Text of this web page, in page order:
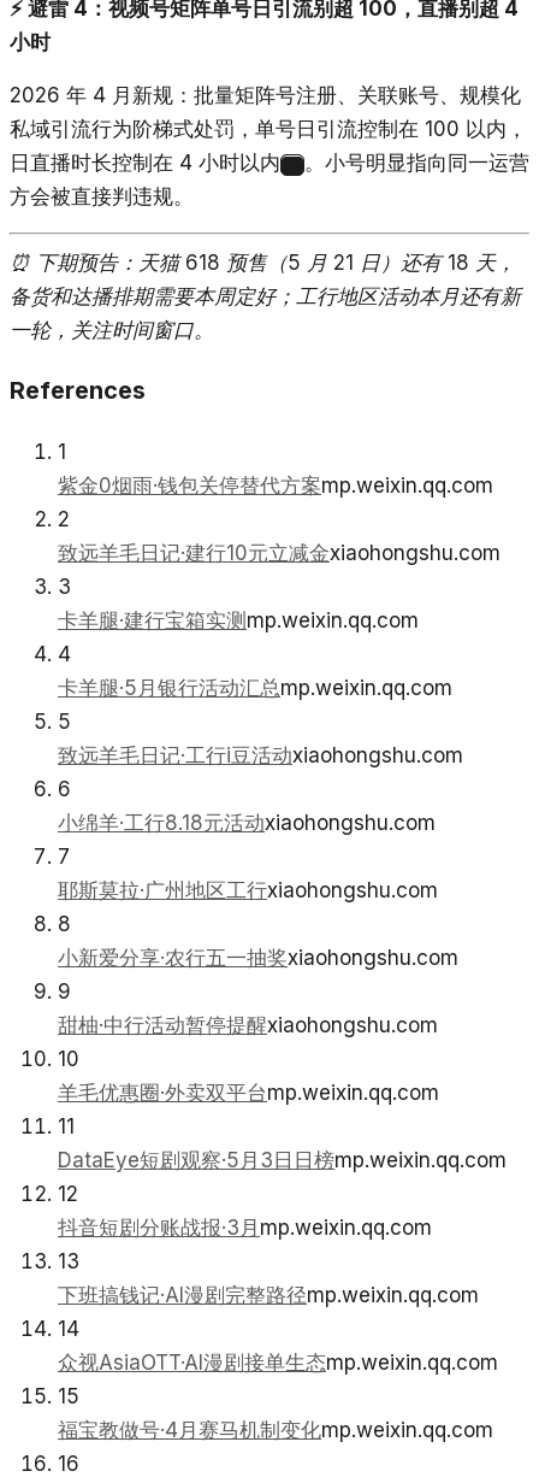
⚡ 避雷 4：视频号矩阵单号日引流别超 100，直播别超 4
小时
2026 年 4 月新规：批量矩阵号注册、关联账号、规模化
私域引流行为阶梯式处罚，单号日引流控制在 100 以内，
日直播时长控制在 4 小时以内
。小号明显指向同一运营
方会被直接判违规。
⏰ 下期预告：天猫 618 预售（5 月 21 日）还有 18 天，
备货和达播排期需要本周定好；工行地区活动本月还有新
一轮，关注时间窗口。
References
1
紫金0烟雨·钱包关停替代方案mp.weixin.qq.com
2
致远羊毛日记·建行10元立减金xiaohongshu.com
3
卡羊腿·建行宝箱实测 mp.weixin.qq.com
4
卡羊腿·5月银行活动汇总mp.weixin.qq.com
5
致远羊毛日记·工行i豆活动xiaohongshu.com
6
小绵羊·工行8.18元活动xiaohongshu.com
7
耶斯莫拉·广州地区工行xiaohongshu.com
8
小新爱分享·农行五一抽奖xiaohongshu.com
9
甜柚·中行活动暂停提醒xiaohongshu.com
10
羊毛优惠圈·外卖双平台mp.weixin.qq.com
11
DataEye短剧观察·5月3日日榜mp.weixin.qq.com
12
抖音短剧分账战报·3月 mp.weixin.qq.com
13
下班搞钱记·AI漫剧完整路径mp.weixin.qq.com
14
众视AsiaOTT·AI漫剧接单生态mp.weixin.qq.com
15
福宝教做号·4月赛马机制变化mp.weixin.qq.com
16